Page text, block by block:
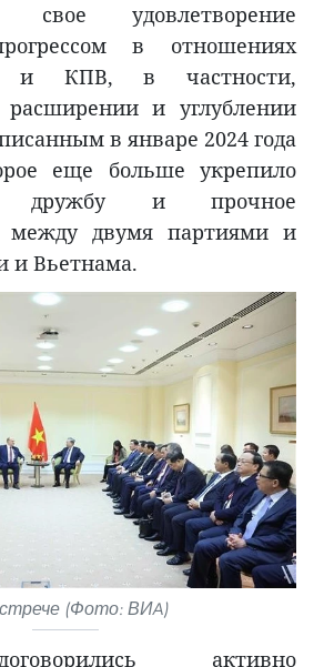
удовлетворение
в отношениях
КПВ, в частности,
и углублении
в январе 2024 года
еще больше укрепило
дружбу и прочное
между двумя партиями и
и Вьетнама.
(Фото: ВИA)
активно